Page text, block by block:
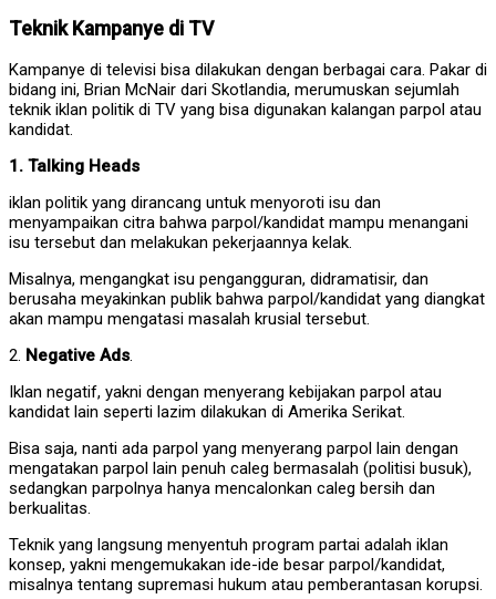
Teknik Kampanye di TV
Kampanye di televisi bisa dilakukan dengan berbagai cara. Pakar di
bidang ini, Brian McNair dari Skotlandia, merumuskan sejumlah
teknik iklan politik di TV yang bisa digunakan kalangan parpol atau
kandidat.
1. Talking Heads
iklan politik yang dirancang untuk menyoroti isu dan
menyampaikan citra bahwa parpol/kandidat mampu menangani
isu tersebut dan melakukan pekerjaannya kelak.
Misalnya, mengangkat isu pengangguran, didramatisir, dan
berusaha meyakinkan publik bahwa parpol/kandidat yang diangkat
akan mampu mengatasi masalah krusial tersebut.
2. Negative Ads.
Iklan negatif, yakni dengan menyerang kebijakan parpol atau
kandidat lain seperti lazim dilakukan di Amerika Serikat.
Bisa saja, nanti ada parpol yang menyerang parpol lain dengan
mengatakan parpol lain penuh caleg bermasalah (politisi busuk),
sedangkan parpolnya hanya mencalonkan caleg bersih dan
berkualitas.
Teknik yang langsung menyentuh program partai adalah iklan
konsep, yakni mengemukakan ide-ide besar parpol/kandidat,
misalnya tentang supremasi hukum atau pemberantasan korupsi.